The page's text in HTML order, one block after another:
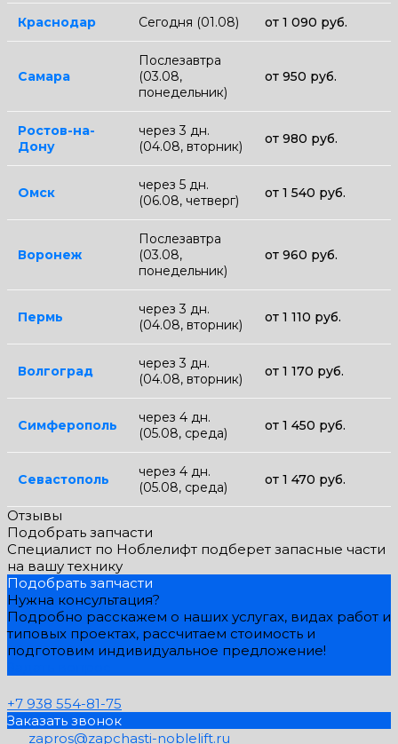
Краснодар Сегодня (01.08) от 1 090 руб.
Самара
Послезавтра
(03.08,
понедельник)
от 950 руб.
Ростов-на-
Дону
через 3 дн.
(04.08, вторник)
от 980 руб.
Омск
через 5 дн.
(06.08, четверг)
от 1 540 руб.
Воронеж
Послезавтра
(03.08,
понедельник)
от 960 руб.
Пермь
через 3 дн.
(04.08, вторник)
от 1 110 руб.
Волгоград
через 3 дн.
(04.08, вторник)
от 1 170 руб.
Симферополь
через 4 дн.
(05.08, среда)
от 1 450 руб.
Севастополь
через 4 дн.
(05.08, среда)
от 1 470 руб.
Отзывы
Подобрать запчасти
Специалист по Ноблелифт подберет запасные части
на вашу технику
Подобрать запчасти
Нужна консультация?
Подробно расскажем о наших услугах, видах работ и
типовых проектах, рассчитаем стоимость и
подготовим индивидуальное предложение!
+7 938 554-81-75
Заказать звонок
zapros@zapchasti-noblelift.ru